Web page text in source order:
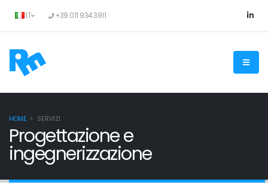
IT +39 011 934 3911
Progettazione e
ingegnerizzazione
HOME SERVIZI